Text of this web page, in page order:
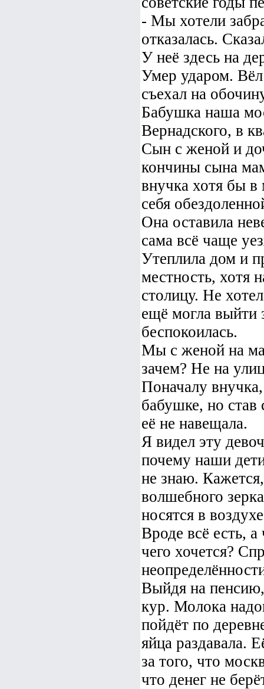
- Мы хотели
отказалась.
У неё здесь на
Умер ударом.
съехал на
Бабушка наша
Вернадского, в
Сын с женой и
кончины сына
внучка хотя бы в
себя
Она оставила
сама всё чаще
Утеплила дом и
местность, хотя
столицу. Не
ещё могла выйти
беспокоилась.
Мы с женой на
зачем? Не на
Поначалу
бабушке, но став
её не навещала.
Я видел эту
почему наши
не знаю.
волшебного
носятся в
Вроде всё есть,
чего хочется?
Выйдя на
кур. Молока
пойдёт по
яйца раздавала.
за того, что
что денег не